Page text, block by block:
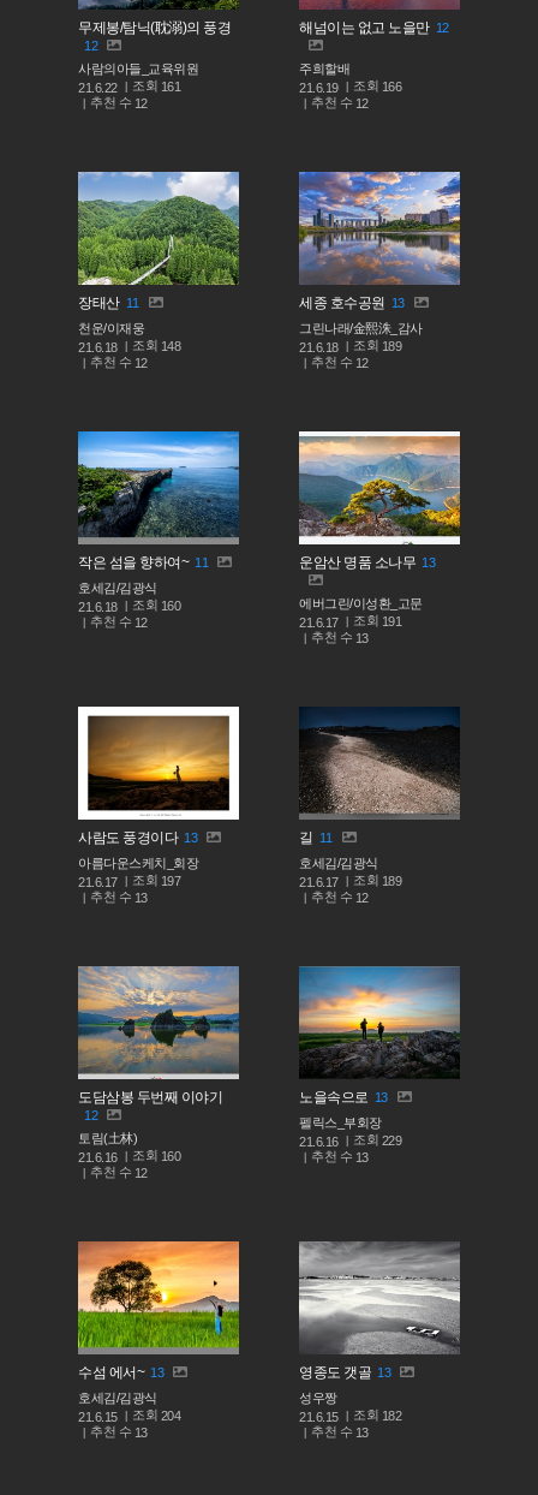
무제봉/탐닉(耽溺)의 풍경
12
사람의아들_교육위원
21.6.22
조회 161
추천 수 12
해넘이는 없고 노을만 12
주희할배
21.6.19
조회 166
추천 수 12
장태산 11
천운/이재웅
21.6.18
조회 148
추천 수 12
세종 호수공원 13
그린나래/金熙洙_감사
21.6.18
조회 189
추천 수 12
작은 섬을 향하여~ 11
호세김/김광식
21.6.18
조회 160
추천 수 12
운암산 명품 소나무 13
에버그린/이성환_고문
21.6.17
조회 191
추천 수 13
사람도 풍경이다 13
아름다운스케치_회장
21.6.17
조회 197
추천 수 13
길 11
호세김/김광식
21.6.17
조회 189
추천 수 12
도담삼봉 두번째 이야기
12
토림(土林)
21.6.16
조회 160
추천 수 12
노을속으로
13
펠릭스_부회장
21.6.16
조회 229
추천 수 13
수섬 에서~ 13
호세김/김광식
21.6.15
조회 204
추천 수 13
영종도 갯골 13
성우짱
21.6.15
조회 182
추천 수 13